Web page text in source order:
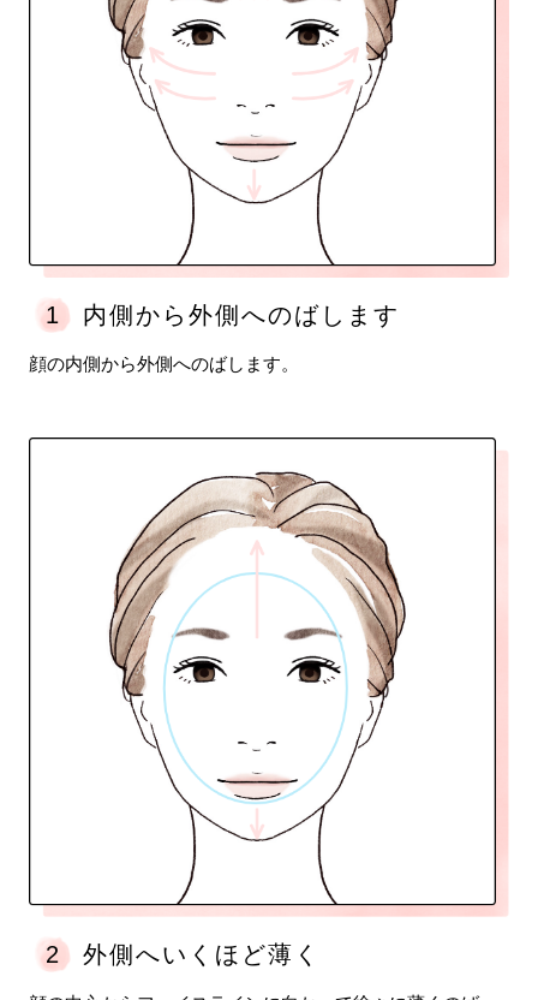
1 内側から外側へのばします
顔の内側から外側へのばします。
2 外側へいくほど薄く